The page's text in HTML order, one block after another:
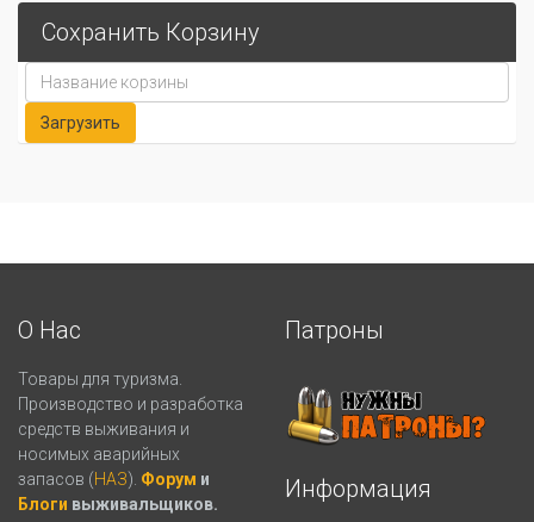
Сохранить Корзину
О Нас
Товары для туризма.
Производство и разработка
средств выживания и
носимых аварийных
запасов (НАЗ). Форум и
Блоги выживальщиков.
Патроны
Информация